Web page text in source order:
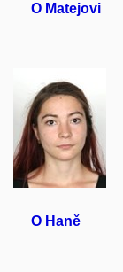
O Matejovi
O Haně